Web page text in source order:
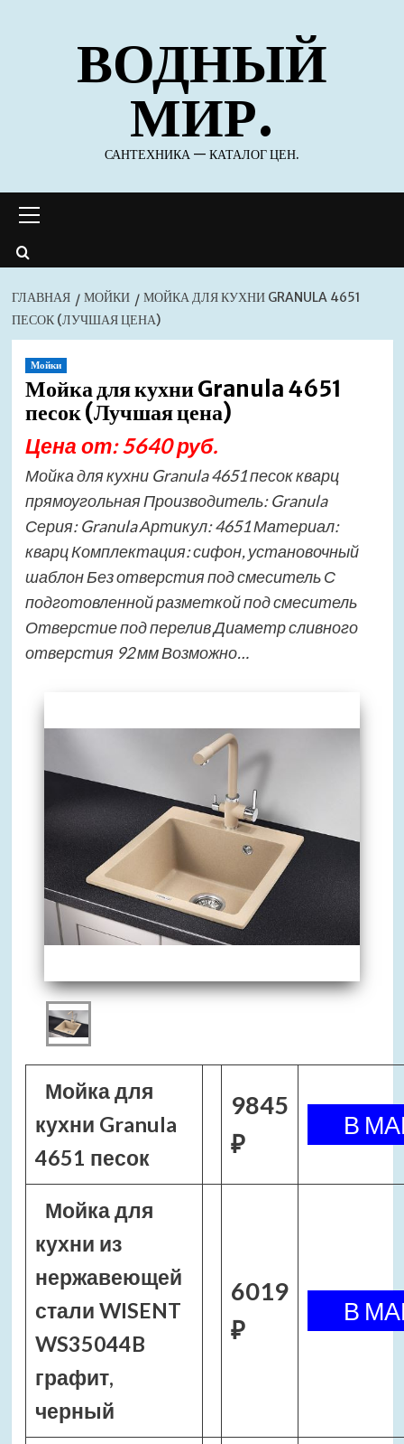
содержимомуВОДНЫЙ
МИР.
САНТЕХНИКА — КАТАЛОГ ЦЕН.
меню
ГЛАВНАЯ МОЙКИ
МОЙКА ДЛЯ КУХНИ GRANULA 4651
ПЕСОК (ЛУЧШАЯ ЦЕНА)
Мойки
Мойка для кухни Granula 4651
песок (Лучшая цена)
Цена от: 5640 руб.
Мойка для кухни Granula 4651 песок кварц
прямоугольная Производитель: Granula
Серия: Granula Артикул: 4651 Материал:
кварц Комплектация: сифон, установочный
шаблон Без отверстия под смеситель С
подготовленной разметкой под смеситель
Отверстие под перелив Диаметр сливного
отверстия 92 мм Возможно…
Мойка для
кухни Granula
4651 песок
9845
₽
Мойка для
кухни из
нержавеющей
стали WISENT
WS35044B
графит,
черный
6019
₽